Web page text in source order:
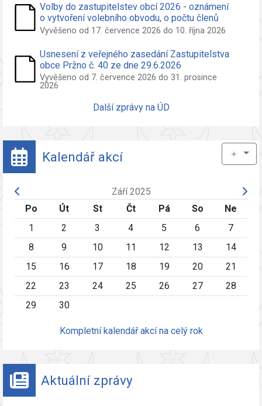
Volby do zastupitelstev obcí 2026 - oznámení
o vytvoření volebního obvodu, o počtu členů
zastupitelstva volených ve volebním obvodu a
nezávislého kandidáta a sdružení nezáv.
kandidátů
Vyvěšeno od 17. července 2026 do 10. října 2026
Usnesení z veřejného zasedání Zastupitelstva
obce Pržno č. 40 ze dne 29.6.2026
Vyvěšeno od 7. července 2026 do 31. prosince
2026
Další zprávy na ÚD
Kalendář akcí ＋
Září 2025
Po
Út St Čt Pá So
Ne
1
2 3 4 5 6
7
8
9 10 11 12 13
14
15
16 17 18 19 20
21
22
23 24 25 26 27
28
29
30
Kompletní kalendář akcí na celý rok
Aktuální zprávy